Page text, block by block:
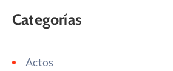
Actos